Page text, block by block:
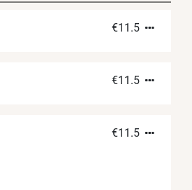
€11.5
€11.5
€11.5